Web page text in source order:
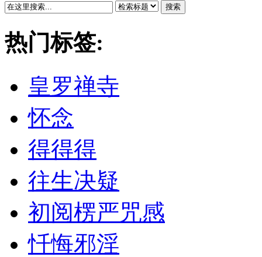
搜索
热门标签:
皇罗禅寺
怀念
得得得
往生决疑
初阅楞严咒感
忏悔邪淫